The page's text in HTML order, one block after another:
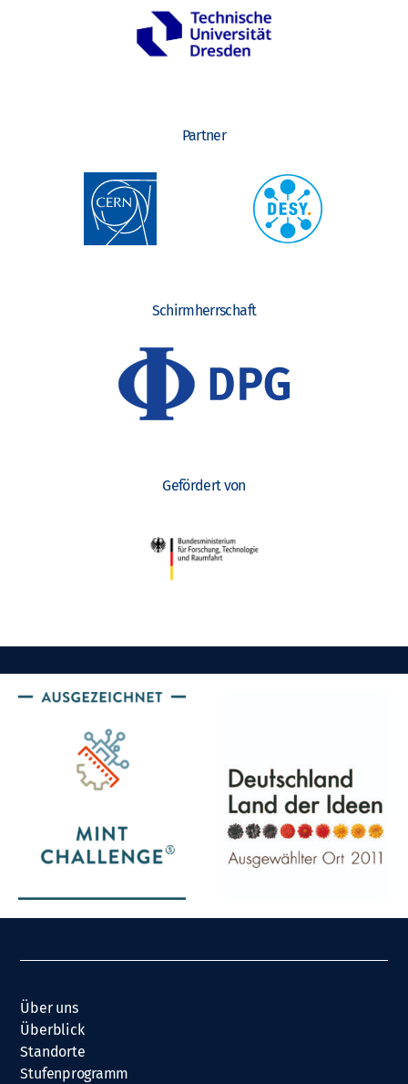
Partner
Schirmherrschaft
Gefördert von
Über uns
Überblick
Standorte
Stufenprogramm